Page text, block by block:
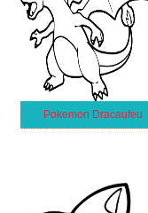
Pokemon Dracaufeu